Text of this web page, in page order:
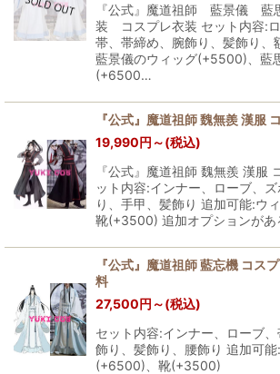
『公式』魔道祖師 藍景儀
装 コスプレ衣装 セット内容:ロ
帯、帯締め、腕飾り、髪飾り、
藍景儀のウィッグ(+5500)、藍
(+6500…
『公式』魔道祖師 魏無羨 漢服
19,990円 ～(税込)
『公式』魔道祖師 魏無羨 漢服
ット内容:インナー、ローブ、
り、手甲、髪飾り 追加可能:ウ
靴(+3500) 追加オプションが
『公式』魔道祖師 藍忘機 コス
料
27,500円 ～(税込)
セット内容:インナー、ローブ
飾り、髪飾り、腰飾り 追加可
(+6500)、靴(+3500)